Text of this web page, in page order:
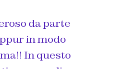
da parte
in modo
In questo